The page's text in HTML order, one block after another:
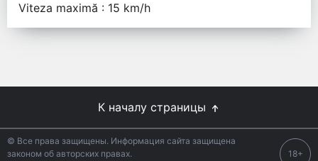
Viteza maximă : 15 km/h
К началу страницы
© Все права защищены. Информация сайта защищена
законом об авторских правах.
18+